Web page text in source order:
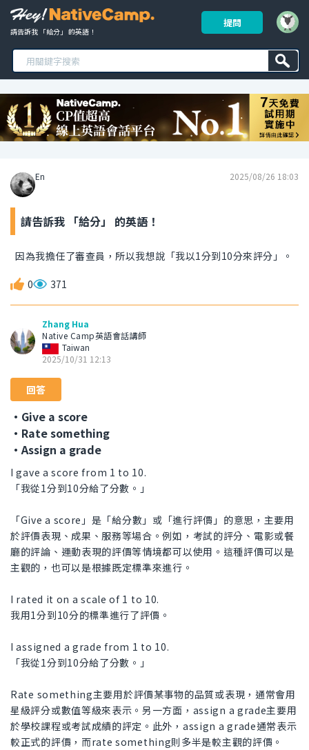
請告訴我 「給分」 的英語！
提問
En 2025/08/26 18:03
請告訴我 「給分」 的英語！
因為我擔任了審查員，所以我想說「我以1分到10分來評分」。
0 371
Zhang Hua
Native Camp英語會話講師
Taiwan
2025/10/31 12:13
回答
・Give a score
・Rate something
・Assign a grade
I gave a score from 1 to 10.
「我從1分到10分給了分數。」
「Give a score」是「給分數」或「進行評價」的意思，主要用
於評價表現、成果、服務等場合。例如，考試的評分、電影或餐
廳的評論、運動表現的評價等情境都可以使用。這種評價可以是
主觀的，也可以是根據既定標準來進行。
I rated it on a scale of 1 to 10.
我用1分到10分的標準進行了評價。
I assigned a grade from 1 to 10.
「我從1分到10分給了分數。」
Rate something主要用於評價某事物的品質或表現，通常會用
星級評分或數值等級來表示。另一方面，assign a grade主要用
於學校課程或考試成績的評定。此外，assign a grade通常表示
較正式的評價，而rate something則多半是較主觀的評價。